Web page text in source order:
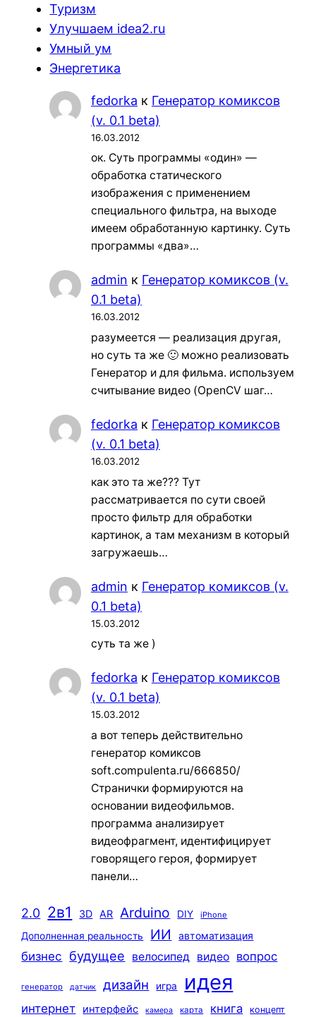
Туризм
Улучшаем idea2.ru
Умный ум
Энергетика
fedorka к Генератор комиксов
(v. 0.1 beta)
16.03.2012
ок. Суть программы «один» —
обработка статического
изображения с применением
специального фильтра, на выходе
имеем обработанную картинку. Суть
программы «два»…
admin к Генератор комиксов (v.
0.1 beta)
16.03.2012
разумеется — реализация другая,
но суть та же 🙂 можно реализовать
Генератор и для фильма. используем
считывание видео (OpenCV шаг…
fedorka к Генератор комиксов
(v. 0.1 beta)
16.03.2012
как это та же??? Тут
рассматривается по сути своей
просто фильтр для обработки
картинок, а там механизм в который
загружаешь…
admin к Генератор комиксов (v.
0.1 beta)
15.03.2012
суть та же )
fedorka к Генератор комиксов
(v. 0.1 beta)
15.03.2012
а вот теперь действительно
генератор комиксов
soft.compulenta.ru/666850/
Странички формируются на
основании видеофильмов.
программа анализирует
видеофрагмент, идентифицирует
говорящего героя, формирует
панели…
2.0 2в1 3D AR Arduino DIY iPhone
Дополненная реальность ИИ автоматизация
бизнес будущее велосипед видео вопрос
генератор датчик дизайн игра идея
интернет интерфейс камера карта книга
концепт